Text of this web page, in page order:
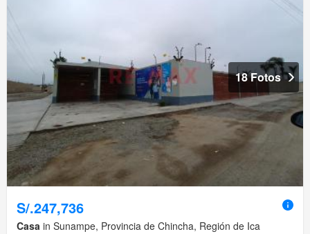
18 Fotos
S/.247,736
Casa in Sunampe, Provincia de Chincha, Región de Ica